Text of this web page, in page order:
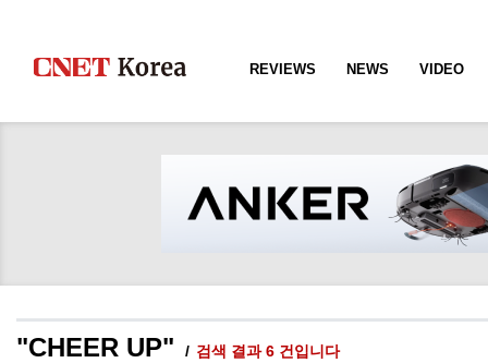
REVIEWS NEWS VIDEO
"CHEER UP" 검색 결과 6 건입니다